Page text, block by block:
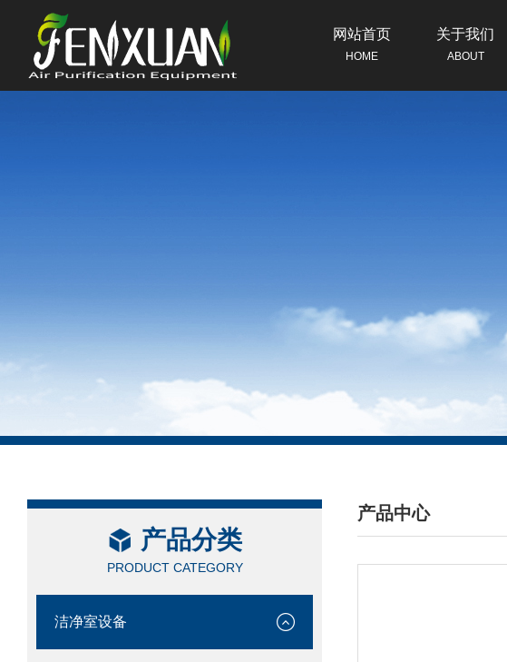
网站首页
HOME
关于我们
ABOUT
产品分类
PRODUCT CATEGORY
洁净室设备
产品中心
/ PRODUCTS CENTER